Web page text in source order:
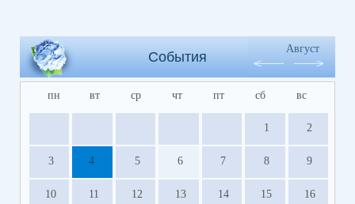
События
Август
пн вт ср чт пт сб вс
1 2
3 4 5 6 7 8 9
10 11 12 13 14 15 16